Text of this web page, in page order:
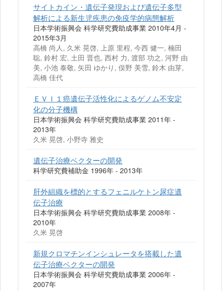
サイトカイン・遺伝子発現および遺伝子多型
解析による新生児疾患の免疫学的病態解析
日本学術振興会 科学研究費助成事業 2010年4月 -
2015年3月
高橋 尚人, 久米 晃啓, 上原 里程, 今西 健一, 楠田
聡, 鈴村 宏, 土田 晋也, 西村 力, 渡部 功之, 河野 由
美, 小池 泰敬, 矢田 ゆかり, 俣野 美雪, 鈴木 由芽,
高橋 佳代
ＥＶＩ１癌遺伝子活性化によるゲノム不安定
化の分子機構
日本学術振興会 科学研究費助成事業 2011年 -
2013年
久米 晃啓, 小野寺 雅史
遺伝子治療ベクターの開発
科学研究費補助金 1996年 - 2013年
肝外組織を標的とするフェニルケトン尿症遺
伝子治療
日本学術振興会 科学研究費助成事業 2008年 -
2010年
久米 晃啓
新規クロマチンインシュレータを搭載した遺
伝子治療ベクターの開発
日本学術振興会 科学研究費助成事業 2006年 -
2007年